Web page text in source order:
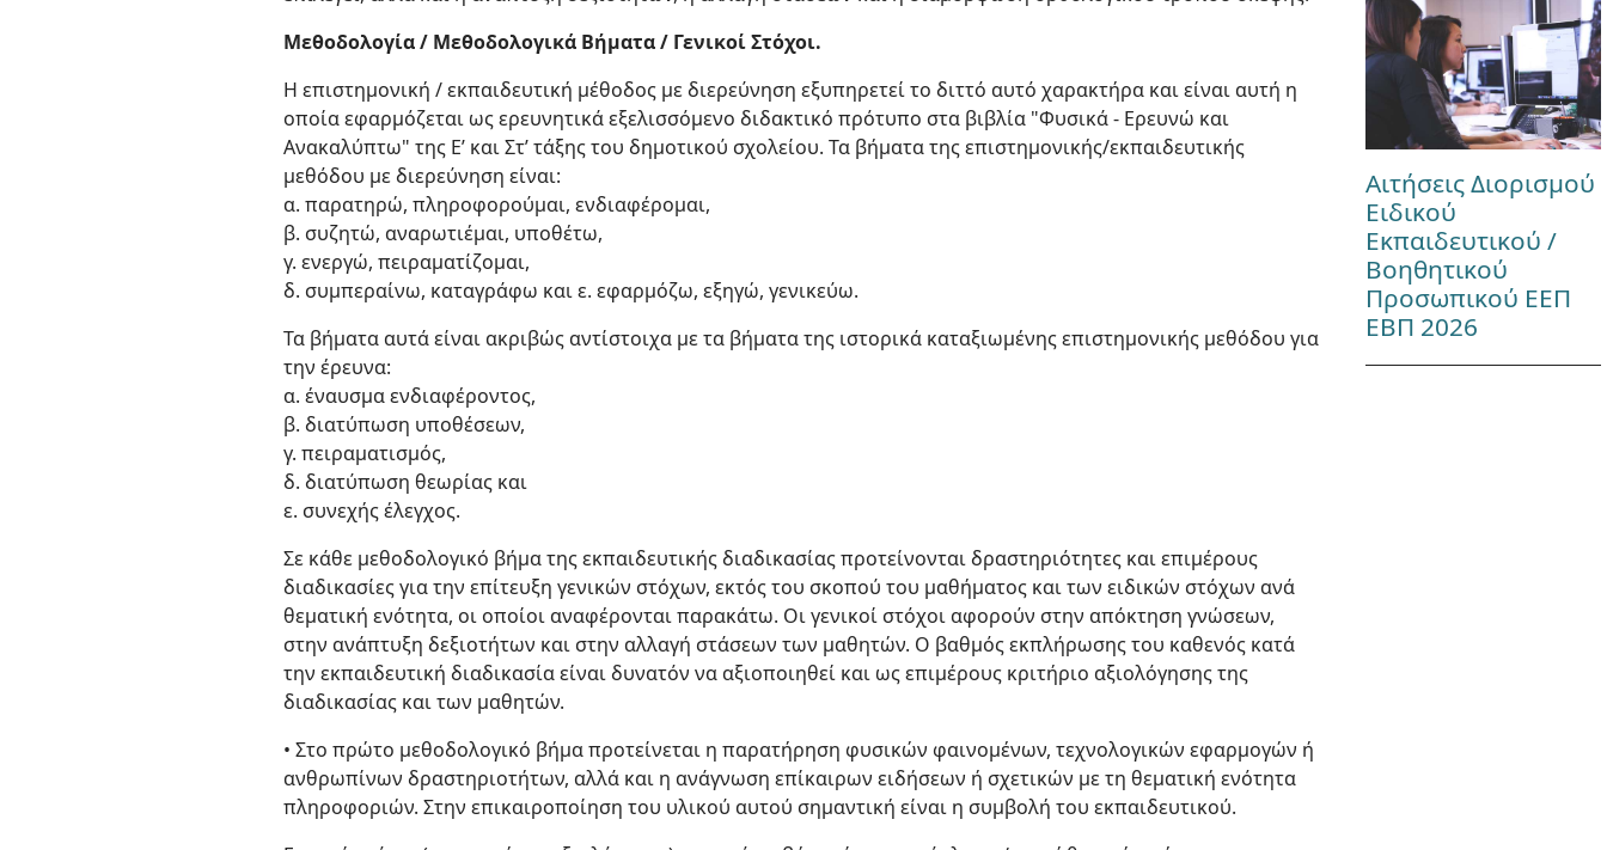
Μεθοδολογία / Μεθοδολογικά Βήματα / Γενικοί Στόχοι.
Η επιστημονική / εκπαιδευτική μέθοδος με διερεύνηση εξυπηρετεί το διττό αυτό χαρακτήρα και είναι αυτή η
οποία εφαρμόζεται ως ερευνητικά εξελισσόμενο διδακτικό πρότυπο στα βιβλία "Φυσικά - Ερευνώ και
Ανακαλύπτω" της Ε’ και Στ’ τάξης του δημοτικού σχολείου. Τα βήματα της επιστημονικής/εκπαιδευτικής
μεθόδου με διερεύνηση είναι:
α. παρατηρώ, πληροφορούμαι, ενδιαφέρομαι,
β. συζητώ, αναρωτιέμαι, υποθέτω,
γ. ενεργώ, πειραματίζομαι,
δ. συμπεραίνω, καταγράφω και ε. εφαρμόζω, εξηγώ, γενικεύω.
Τα βήματα αυτά είναι ακριβώς αντίστοιχα με τα βήματα της ιστορικά καταξιωμένης επιστημονικής μεθόδου για
την έρευνα:
α. έναυσμα ενδιαφέροντος,
β. διατύπωση υποθέσεων,
γ. πειραματισμός,
δ. διατύπωση θεωρίας και
ε. συνεχής έλεγχος.
Σε κάθε μεθοδολογικό βήμα της εκπαιδευτικής διαδικασίας προτείνονται δραστηριότητες και επιμέρους
διαδικασίες για την επίτευξη γενικών στόχων, εκτός του σκοπού του μαθήματος και των ειδικών στόχων ανά
θεματική ενότητα, οι οποίοι αναφέρονται παρακάτω. Οι γενικοί στόχοι αφορούν στην απόκτηση γνώσεων,
στην ανάπτυξη δεξιοτήτων και στην αλλαγή στάσεων των μαθητών. Ο βαθμός εκπλήρωσης του καθενός κατά
την εκπαιδευτική διαδικασία είναι δυνατόν να αξιοποιηθεί και ως επιμέρους κριτήριο αξιολόγησης της
διαδικασίας και των μαθητών.
• Στο πρώτο μεθοδολογικό βήμα προτείνεται η παρατήρηση φυσικών φαινομένων, τεχνολογικών εφαρμογών ή
ανθρωπίνων δραστηριοτήτων, αλλά και η ανάγνωση επίκαιρων ειδήσεων ή σχετικών με τη θεματική ενότητα
πληροφοριών. Στην επικαιροποίηση του υλικού αυτού σημαντική είναι η συμβολή του εκπαιδευτικού.
Αιτήσεις Διορισμού
Ειδικού
Εκπαιδευτικού /
Βοηθητικού
Προσωπικού ΕΕΠ
ΕΒΠ 2026